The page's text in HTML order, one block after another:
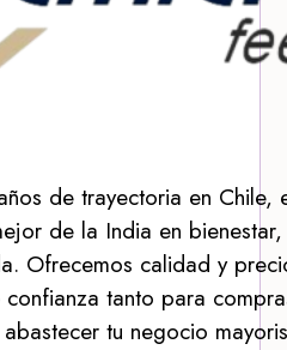
de trayectoria en Chile,
de la India en
Ofrecemos calidad y
tanto para
tu negocio